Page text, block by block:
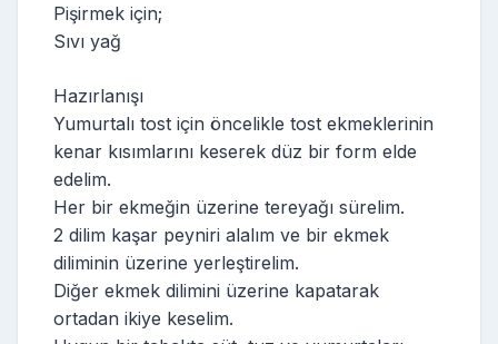
Pişirmek için;
Sıvı yağ
Hazırlanışı
Yumurtalı tost için öncelikle tost ekmeklerinin
kenar kısımlarını keserek düz bir form elde
edelim.
Her bir ekmeğin üzerine tereyağı sürelim.
2 dilim kaşar peyniri alalım ve bir ekmek
diliminin üzerine yerleştirelim.
Diğer ekmek dilimini üzerine kapatarak
ortadan ikiye keselim.